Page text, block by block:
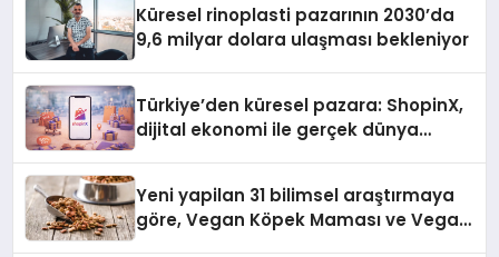
Küresel rinoplasti pazarının 2030’da
9,6 milyar dolara ulaşması bekleniyor
Türkiye’den küresel pazara: ShopinX,
dijital ekonomi ile gerçek dünya
Yeni yapilan 31 bilimsel araştırmaya
göre, Vegan Köpek Maması ve Vegan